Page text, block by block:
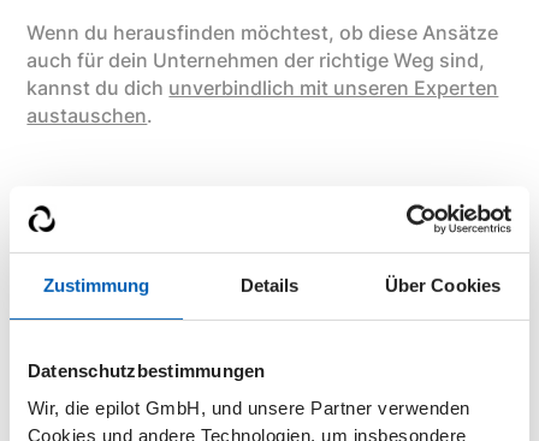
Zustimmung Details Über Cookies
Datenschutzbestimmungen
Wir, die epilot GmbH, und unsere Partner verwenden
Cookies und andere Technologien, um insbesondere
epilot Demo
Wenn du herausfinden möchtest, ob diese Ansätze
auch für dein Unternehmen der richtige Weg sind,
kannst du dich unverbindlich mit unseren Experten
austauschen.
Teile den Artikel
Facebook X (Twitter) LinkedIn